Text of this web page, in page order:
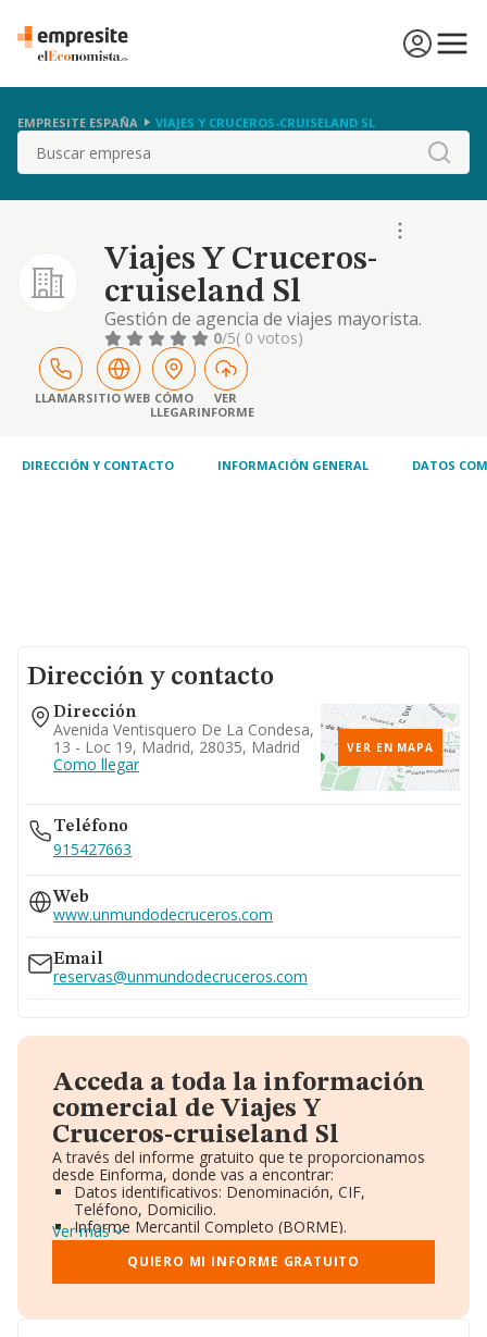
EMPRESITE ESPAÑA VIAJES Y CRUCEROS-CRUISELAND SL
Buscar
Viajes Y Cruceros-
cruiseland Sl
Gestión de agencia de viajes mayorista.
0/5( 0 votos)
LLAMARSITIO WEB CÓMO
LLEGAR
VER
INFORME
DIRECCIÓN Y CONTACTO INFORMACIÓN GENERAL DATOS
Dirección y contacto
Dirección
Avenida Ventisquero De La Condesa,
13 - Loc 19, Madrid, 28035, Madrid
Como llegar
VER EN MAPA
Teléfono
915427663
Web
www.unmundodecruceros.com
Email
reservas@unmundodecruceros.com
Acceda a toda la información
comercial de Viajes Y
Cruceros-cruiseland Sl
A través del informe gratuito que te proporcionamos
desde Einforma, donde vas a encontrar:
Datos identificativos: Denominación, CIF,
Teléfono, Domicilio.
Informe Mercantil Completo (BORME).
Gráficos de Evolución Ventas y Empleados.
Consejo de Administración y Administradores.
Directivos y Ejecutivos.
Ver más
QUIERO MI INFORME GRATUITO